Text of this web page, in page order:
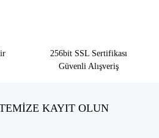
256bit SSL Sertifikası
Güvenli Alışveriş
KAYIT OLUN